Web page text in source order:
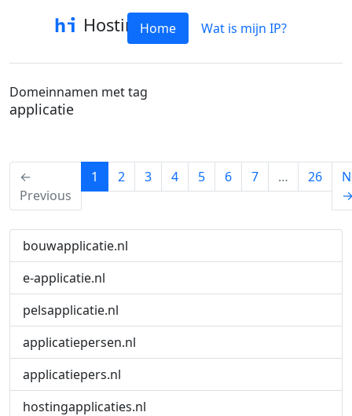
HostinfoHome Wat is mijn IP?
Domeinnamen met tag
applicatie
←
Previous
1 (current)
2 3 4 5 6 7 … 26
bouwapplicatie.nl
e-applicatie.nl
pelsapplicatie.nl
applicatiepersen.nl
applicatiepers.nl
hostingapplicaties.nl